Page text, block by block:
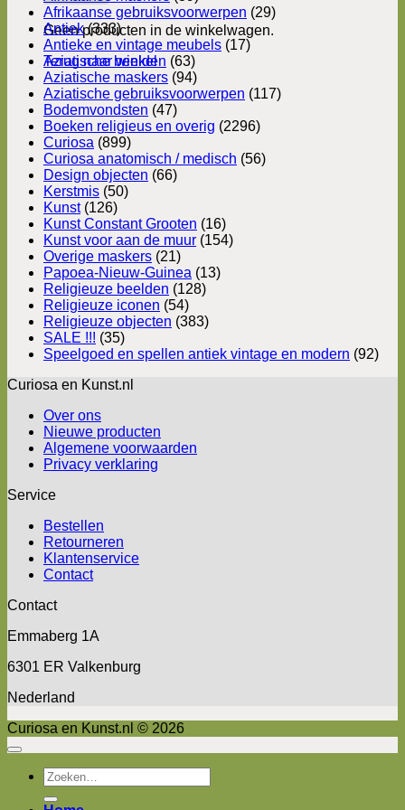
Geen producten in de winkelwagen.
Terug naar winkel
Afrikaanse gebruiksvoorwerpen (29)
Antiek (333)
Antieke en vintage meubels (17)
Aziatische beelden (63)
Aziatische maskers (94)
Aziatische gebruiksvoorwerpen (117)
Bodemvondsten (47)
Boeken religieus en overig (2296)
Curiosa (899)
Curiosa anatomisch / medisch (56)
Design objecten (66)
Kerstmis (50)
Kunst (126)
Kunst Constant Grooten (16)
Kunst voor aan de muur (154)
Overige maskers (21)
Papoea-Nieuw-Guinea (13)
Religieuze beelden (128)
Religieuze iconen (54)
Religieuze objecten (383)
SALE !!! (35)
Speelgoed en spellen antiek vintage en modern (92)
Curiosa en Kunst.nl
Over ons
Nieuwe producten
Algemene voorwaarden
Privacy verklaring
Service
Bestellen
Retourneren
Klantenservice
Contact
Contact
Emmaberg 1A
6301 ER Valkenburg
Nederland
Curiosa en Kunst.nl © 2026
Zoeken
naar: